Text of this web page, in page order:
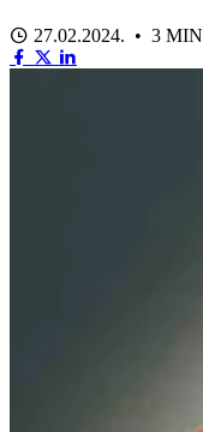
27.02.2024. • 3 MIN